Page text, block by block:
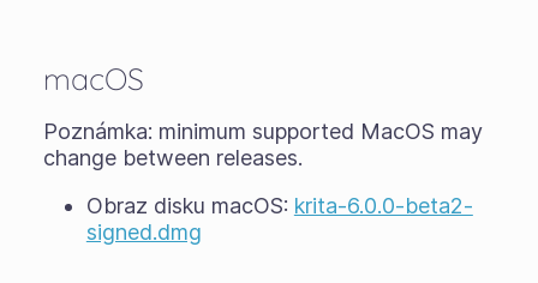
macOS
Poznámka: minimum supported MacOS may
change between releases.
Obraz disku macOS: krita-6.0.0-beta2-
signed.dmg